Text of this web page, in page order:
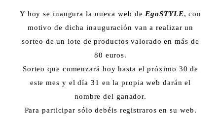
Y hoy se inaugura la nueva web de EgoSTYLE, con
motivo de dicha inauguración van a realizar un
sorteo de un lote de productos valorado en más de
80 euros.
Sorteo que comenzará hoy hasta el próximo 30 de
este mes y el día 31 en la propia web darán el
nombre del ganador.
Para participar sólo debéis registraros en su web.